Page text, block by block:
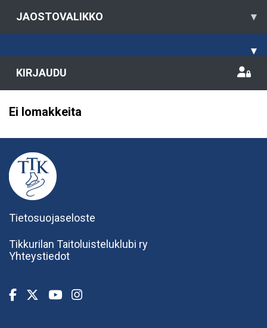
JAOSTOVALIKKO ▾
▾
KIRJAUDU
Ei lomakkeita
Tietosuojaseloste
Tikkurilan Taitoluisteluklubi ry
Yhteystiedot